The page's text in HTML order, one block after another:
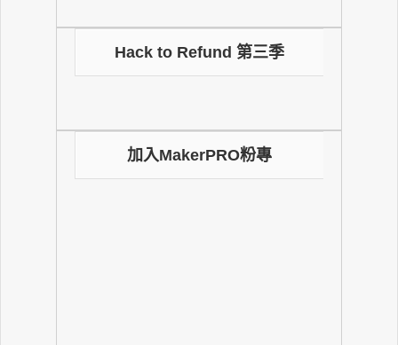
Hack to Refund 第三季
加入MakerPRO粉專